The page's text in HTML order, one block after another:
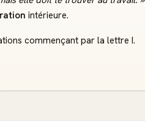
intérieure.
commençant par la lettre I.